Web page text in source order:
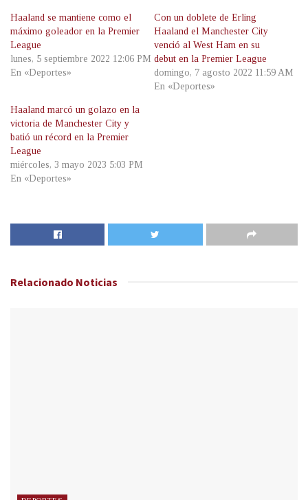
Haaland se mantiene como el
máximo goleador en la Premier
League
lunes, 5 septiembre 2022 12:06 PM
En «Deportes»
Con un doblete de Erling
Haaland el Manchester City
venció al West Ham en su
debut en la Premier League
domingo, 7 agosto 2022 11:59 AM
En «Deportes»
Haaland marcó un golazo en la
victoria de Manchester City y
batió un récord en la Premier
League
miércoles, 3 mayo 2023 5:03 PM
En «Deportes»
Relacionado Noticias